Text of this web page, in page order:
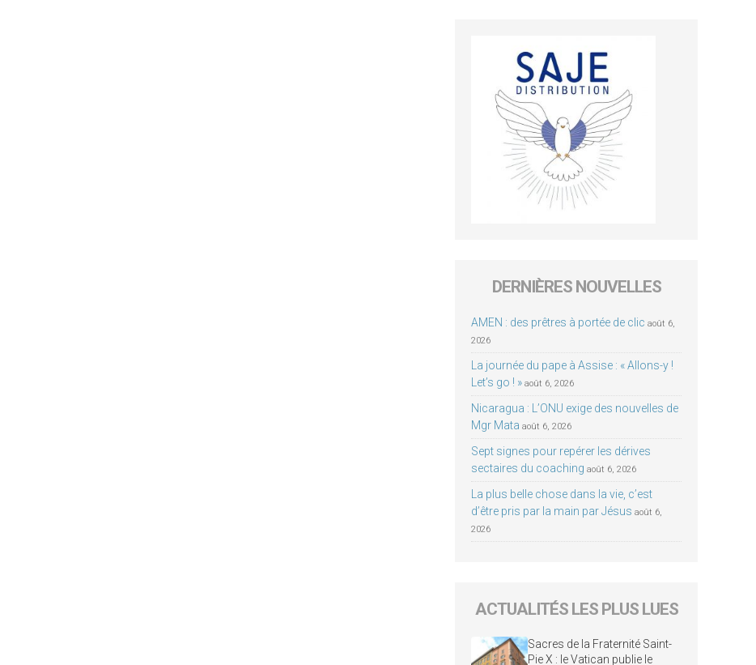
DERNIÈRES NOUVELLES
AMEN : des prêtres à portée de clic août 6,
2026
La journée du pape à Assise : « Allons-y !
Let’s go ! » août 6, 2026
Nicaragua : L’ONU exige des nouvelles de
Mgr Mata août 6, 2026
Sept signes pour repérer les dérives
sectaires du coaching août 6, 2026
La plus belle chose dans la vie, c’est
d’être pris par la main par Jésus août 6,
2026
ACTUALITÉS LES PLUS LUES
Sacres de la Fraternité Saint-
Pie X : le Vatican publie le